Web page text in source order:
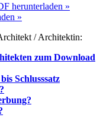
herunterladen »
»
/ Architektin:
zum Download
Schlusssatz